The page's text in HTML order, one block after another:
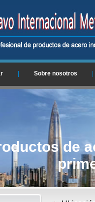
Sobre nosotros
de